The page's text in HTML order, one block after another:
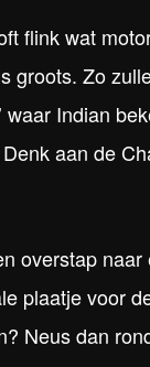
flink wat
groots. Zo
waar Indian
aan de
overstap
plaatje voor
Neus dan